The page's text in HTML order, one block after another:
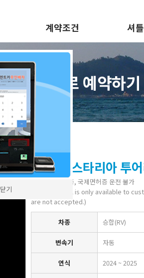
계약조건 셔
바로 예약하기
2024 스타리아 투
주한미군 면허증, 국제면허증 운전 불가
(Vehicle rental is only available to
are not accepted.)
차종 승합(RV)
변속기 자동
연식 2024 ~ 2025
닫기